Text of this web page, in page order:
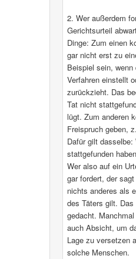
2. Wer außerdem
Gerichtsurteil
Dinge: Zum einen
gar nicht erst zu
Beispiel sein,
Verfahren einstellt
zurückzieht. Das
Tat nicht
lügt. Zum anderen
Freispruch geben,
Dafür gilt
stattgefunden
Wer also auf ein
gar fordert, der
nichts anderes als
des Täters gilt.
gedacht.
auch Absicht, um
Lage zu versetzen
solche Menschen.